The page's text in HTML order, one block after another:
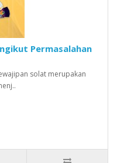
Permasalahan
solat merupakan